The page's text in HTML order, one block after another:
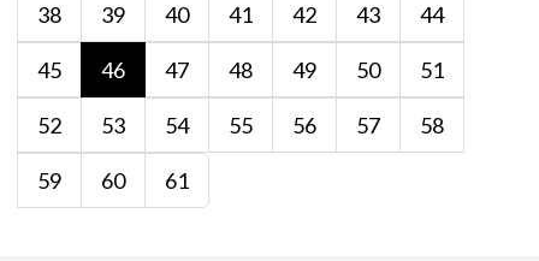
38 39 40 41 42 43 44
45 46 47 48 49 50 51
52 53 54 55 56 57 58
59 60 61